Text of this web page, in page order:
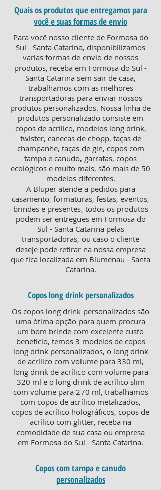
Para você nosso cliente de Formosa do
Sul - Santa Catarina, disponibilizamos
varias formas de envio de nossos
produtos, receba em Formosa do Sul -
Santa Catarina sem sair de casa,
trabalhamos com as melhores
transportadoras para enviar nossos
produtos personalizados. Nossa linha de
produtos personalizado consiste em
copos de acrílico, modelos long drink,
twister, canecas de chopp, taças de
champanhe, taças de gin, copos com
tampa e canudo, garrafas, copos
ecológicos e muito mais, são mais de 50
modelos diferentes.
A Bluper atende a pedidos para
casamento, formaturas, festas, eventos,
brindes e presentes, todos os produtos
podem ser entregues em Formosa do
Sul - Santa Catarina pelas
transportadoras, ou caso o cliente
deseje pode retirar na nossa empresa
que fica localizada em Blumenau - Santa
Catarina.
Quais os produtos que entregamos para
você e suas formas de envio
Copos long drink personalizados
Os copos long drink personalizados são
uma ótima opção para quem procura
um bom brinde com excelente custo
benefício, temos 3 modelos de copos
long drink personalizados, o long drink
de acrílico com volume para 330 ml,
long drink de acrílico com volume para
320 ml e o long drink de acrílico slim
com volume para 270 ml, trabalhamos
com copos de acrílico metalizados,
copos de acrílico holográficos, copos de
acrílico com glitter, receba na
comodidade de sua casa ou empresa
em Formosa do Sul - Santa Catarina.
Copos com tampa e canudo
personalizados